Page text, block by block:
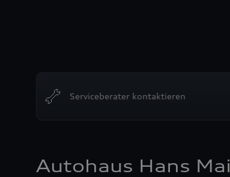
Serviceberater kontaktieren
Autohaus Hans